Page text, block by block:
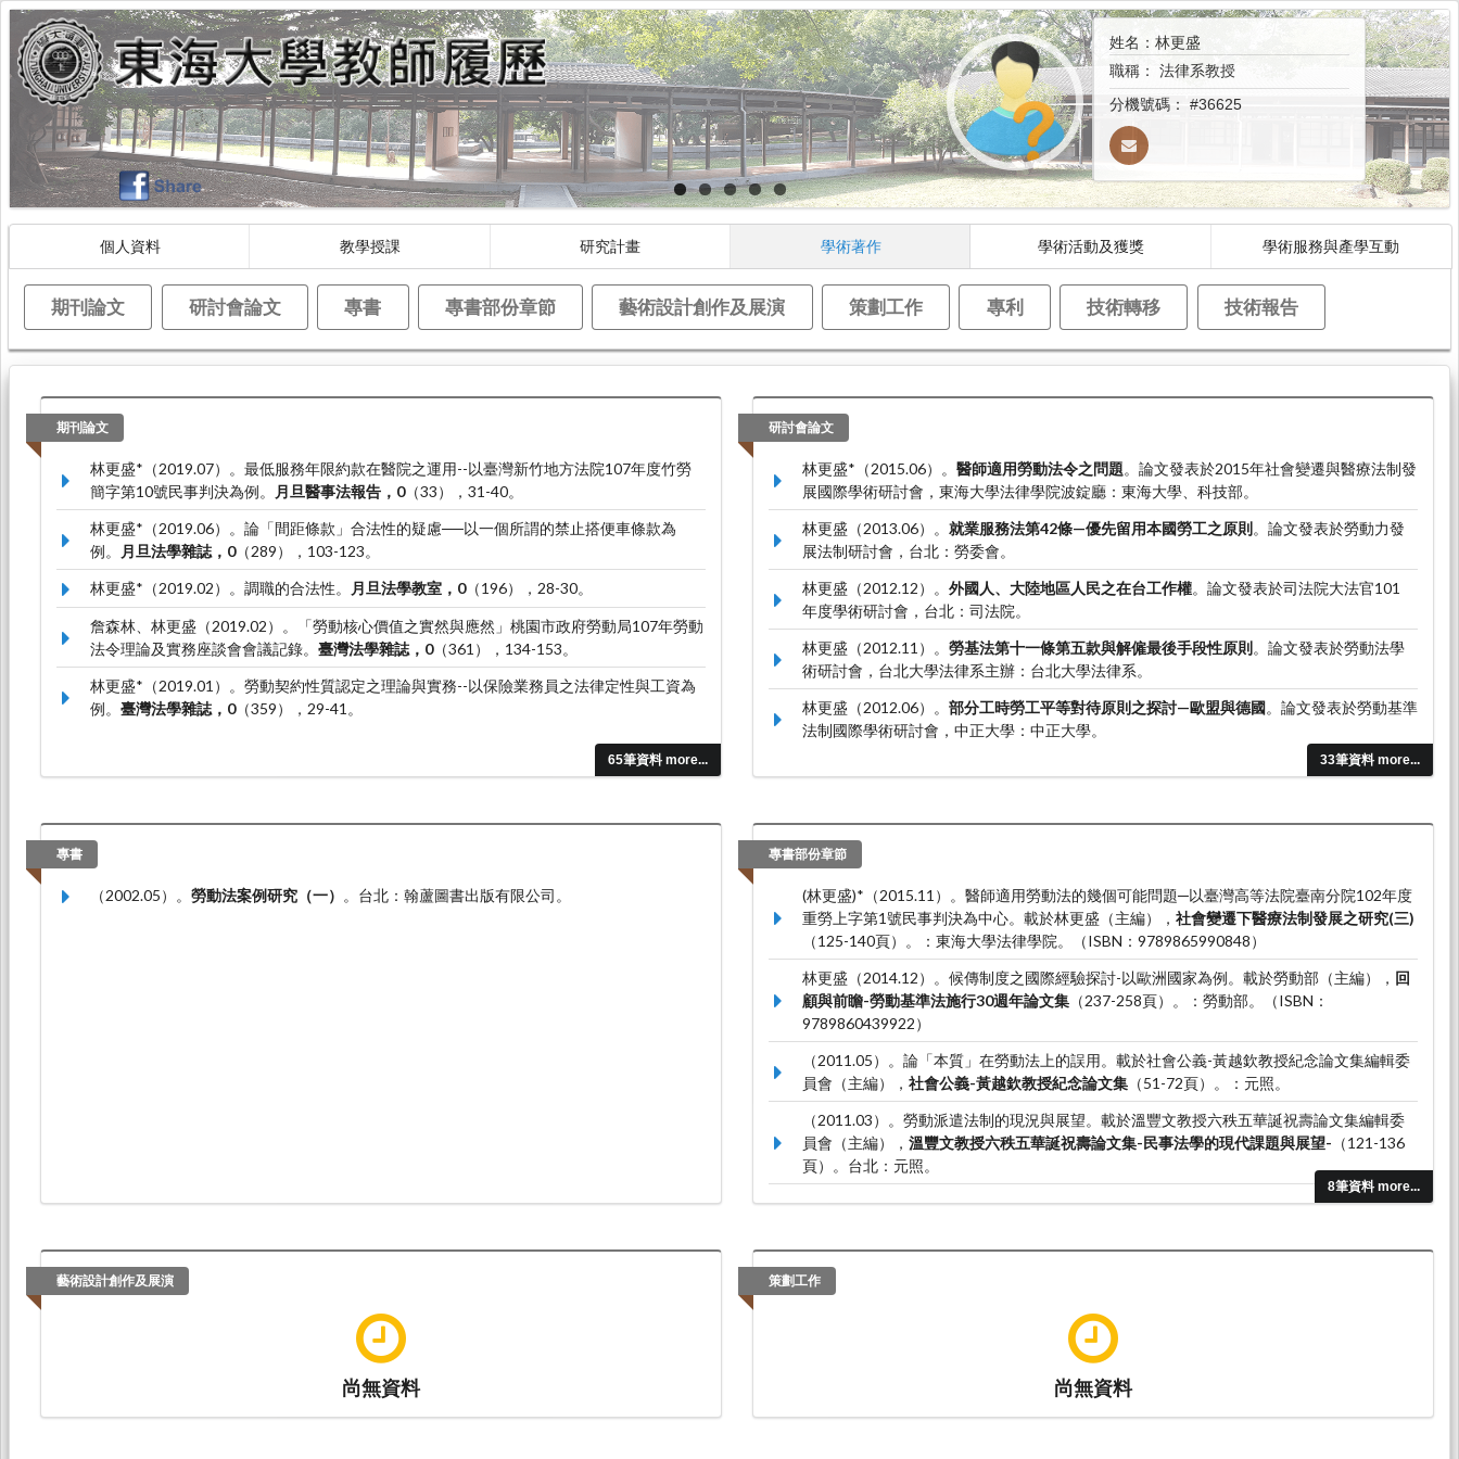
姓名：林更盛
職稱： 法律系教授
分機號碼： #36625
個人資料 教學授課 研究計畫 學術著作 學術活動及獲獎 學術服務與產學互動
期刊論文 研討會論文 專書 專書部份章節 藝術設計創作及展演 策劃工作 專利 技術轉移 技術報告
期刊論文
65筆資料 more...
林更盛*（2019.07）。最低服務年限約款在醫院之運用--以臺灣新竹地方法院107年度竹勞
簡字第10號民事判決為例。
月旦醫事法報告，0（33），31-40。
林更盛*（2019.06）。論「間距條款」合法性的疑慮──以一個所謂的禁止搭便車條款為
例。
月旦法學雜誌，0（289），103-123。
林更盛*（2019.02）。調職的合法性。
月旦法學教室，0（196），28-30。
詹森林、林更盛（2019.02）。「勞動核心價值之實然與應然」桃園市政府勞動局107年勞動
法令理論及實務座談會會議記錄。 臺灣法學雜誌，0（361），134-153。
林更盛*（2019.01）。勞動契約性質認定之理論與實務--以保險業務員之法律定性與工資為
例。 臺灣法學雜誌，0（359），29-41。
研討會論文
33筆資料 more...
林更盛*（2015.06）。 醫師適用勞動法令之問題。論文發表於2015年社會變遷與醫療法制發
展國際學術研討會，東海大學法律學院波錠廳：東海大學、科技部。
林更盛（2013.06）。 就業服務法第42條—優先留用本國勞工之原則。論文發表於勞動力發
展法制研討會，台北：勞委會。
林更盛（2012.12）。 外國人、大陸地區人民之在台工作權。論文發表於司法院大法官101
年度學術研討會，台北：司法院。
林更盛（2012.11）。 勞基法第十一條第五款與解僱最後手段性原則。論文發表於勞動法學
術研討會，台北大學法律系主辦：台北大學法律系。
林更盛（2012.06）。 部分工時勞工平等對待原則之探討—歐盟與德國。論文發表於勞動基準
法制國際學術研討會，中正大學：中正大學。
專書
（2002.05）。 勞動法案例研究（一） 。台北：翰蘆圖書出版有限公司。
專書部份章節
8筆資料 more...
(林更盛)*（2015.11）。醫師適用勞動法的幾個可能問題─以臺灣高等法院臺南分院102年度
重勞上字第1號民事判決為中心。載於林更盛（主編）， 社會變遷下醫療法制發展之研究(三)
（125-140頁）。：東海大學法律學院。（ISBN：9789865990848）
林更盛（2014.12）。候傳制度之國際經驗探討-以歐洲國家為例。載於勞動部（主編）， 回
顧與前瞻-勞動基準法施行30週年論文集 （237-258頁）。：勞動部。（ISBN：
9789860439922）
（2011.05）。論「本質」在勞動法上的誤用。載於社會公義-黃越欽教授紀念論文集編輯委
員會（主編）， 社會公義-黃越欽教授紀念論文集 （51-72頁）。：元照。
（2011.03）。勞動派遣法制的現況與展望。載於溫豐文教授六秩五華誕祝壽論文集編輯委
員會（主編）， 溫豐文教授六秩五華誕祝壽論文集-民事法學的現代課題與展望- （121-136
頁）。台北：元照。
（2005.05）。施行二十年之回顧與展望、資遣解僱（合著）。載於缺（主編），勞動基準
藝術設計創作及展演
尚無資料
策劃工作
尚無資料